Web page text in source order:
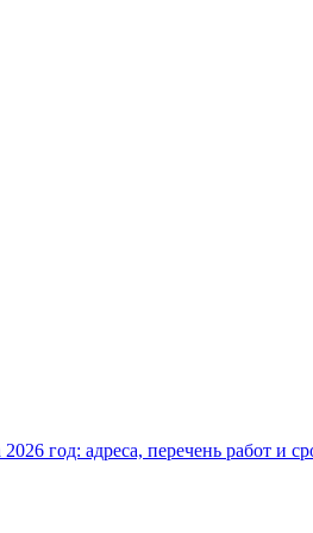
год: адреса, перечень работ и